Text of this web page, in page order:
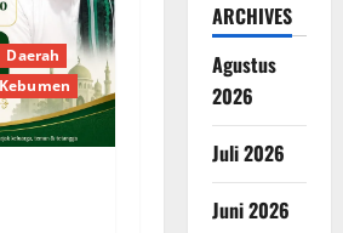
Daerah
Kebumen
ARCHIVES
Agustus
2026
Juli 2026
Juni 2026